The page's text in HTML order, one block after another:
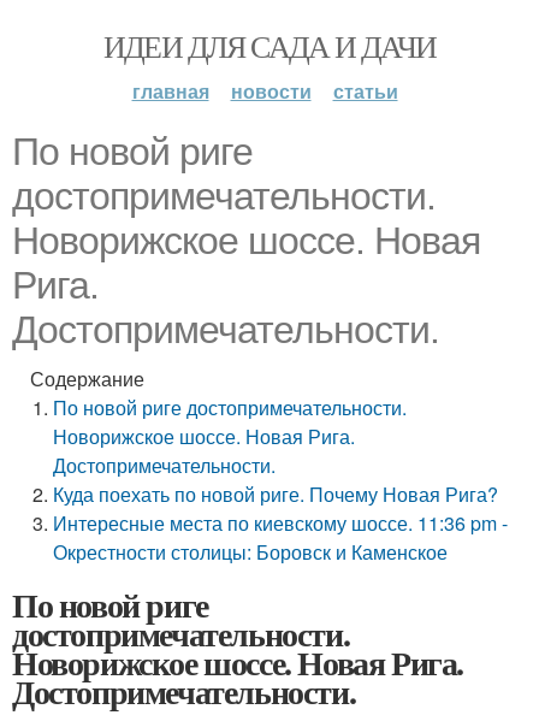
ИДЕИ ДЛЯ САДА И ДАЧИ
главная новости статьи
По новой риге
достопримечательности.
Новорижское шоссе. Новая
Рига.
Достопримечательности.
Содержание
По новой риге достопримечательности.
Новорижское шоссе. Новая Рига.
Достопримечательности.
Куда поехать по новой риге. Почему Новая Рига?
Интересные места по киевскому шоссе. 11:36 pm -
Окрестности столицы: Боровск и Каменское
По новой риге
достопримечательности.
Новорижское шоссе. Новая Рига.
Достопримечательности.